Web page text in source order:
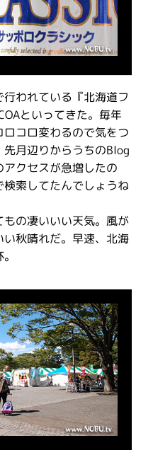
われている『北海道フ
といってきた。毎年
コロ変わるので気をつ
月辺りからうちのBlog
クセスが急増したの
索してたんでしょうね
の凄いいい天気。風が
秋晴れだ。早速、北海